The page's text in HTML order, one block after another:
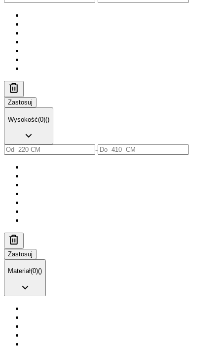
Zastosuj
Wysokość(0)()
-
Zastosuj
Materiał(0)()